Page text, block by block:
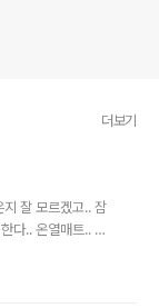
더보기
잘 모르겠고.. 잠
다.. 온열매트.. 종
열을 가해서 따땃